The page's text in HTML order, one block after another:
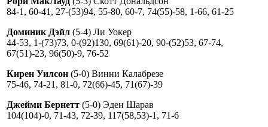
84-1, 60-41, 27-(53)94, 55-80, 60-7, 74(55)-58, 1-66, 61-25
Доминик Дэйл (5-4) Ли Уокер
44-53, 1-(73)73, 0-(92)130, 69(61)-20, 90-(52)53, 67-74,
67(51)-23, 96(50)-9, 76-52
Кирен Уилсон (5-0) Винни Калабрезе
75-46, 74-21, 81-0, 72(66)-45, 71(67)-39
Джейми Бернетт (5-0) Эден Шарав
104(104)-0, 71-43, 72-39, 117(58,53)-1, 71-6